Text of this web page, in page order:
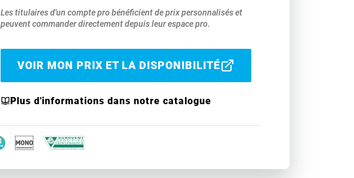
Les titulaires d'un compte pro bénéficient de prix personnalisés et
peuvent commander directement depuis leur espace pro.
VOIR MON PRIX ET LA DISPONIBILITÉ
Plus d'informations dans notre catalogue